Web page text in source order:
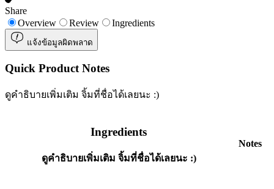
Share
Overview
Review Ingredients
แจ้งข้อมูลผิดพลาด
Quick Product Notes
ดูคำธิบายเพิ่มเติม จิ้มที่ชื่อได้เลยนะ :)
Ingredients
ดูคำธิบายเพิ่มเติม จิ้มที่ชื่อได้เลยนะ :)
Notes